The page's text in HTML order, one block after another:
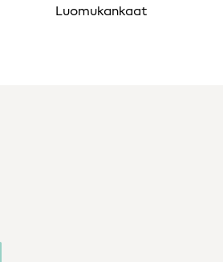
Luomukankaat